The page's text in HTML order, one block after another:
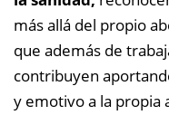
más allá del propio
que además de
contribuyen
y emotivo a la propia